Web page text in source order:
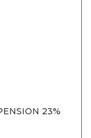
23%